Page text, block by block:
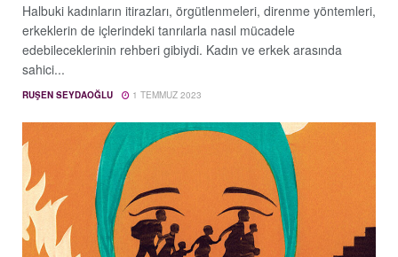
Halbuki kadınların itirazları, örgütlenmeleri, direnme yöntemleri,
erkeklerin de içlerindeki tanrılarla nasıl mücadele
edebileceklerinin rehberi gibiydi. Kadın ve erkek arasında
sahici...
RUŞEN SEYDAOĞLU 1 TEMMUZ 2023